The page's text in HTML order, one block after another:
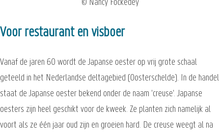
© Nancy Fockedey
Voor restaurant en visboer
Vanaf de jaren 60 wordt de Japanse oester op vrij grote schaal
geteeld in het Nederlandse deltagebied (Oosterschelde). In de handel
staat de Japanse oester bekend onder de naam 'creuse'. Japanse
oesters zijn heel geschikt voor de kweek. Ze planten zich namelijk al
voort als ze één jaar oud zijn en groeien hard. De creuse weegt al na